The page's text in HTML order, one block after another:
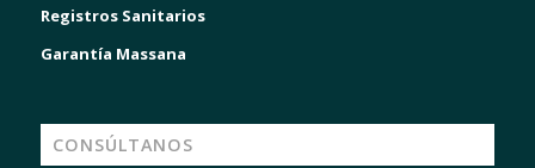
Registros Sanitarios
Garantía Massana
CONSÚLTANOS